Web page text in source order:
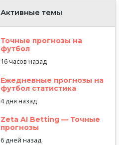
Активные темы
Точные прогнозы на
футбол
16 часов назад
Ежедневные прогнозы на
футбол статистика
4 дня назад
Zeta AI Betting — Точные
прогнозы
6 дней назад